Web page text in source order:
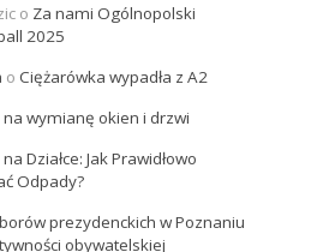
o Za nami Ogólnopolski
2025
o Ciężarówka wypadła z A2
na wymianę okien i drzwi
Działce: Jak Prawidłowo
Odpady?
prezydenckich w Poznaniu
obywatelskiej